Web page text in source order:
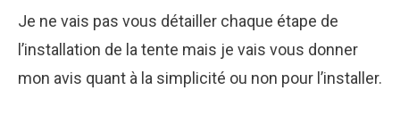
Je ne vais pas vous détailler chaque étape de
l’installation de la tente mais je vais vous donner
mon avis quant à la simplicité ou non pour l’installer.